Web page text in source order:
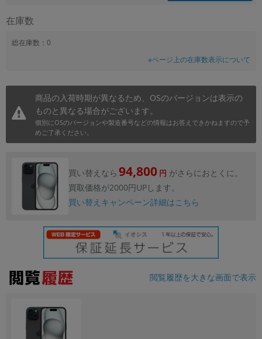
在庫数
総在庫数：0
※ページ上の在庫数表示について
商品の入荷時期が異なるため、OSのバージョンは表示の
ものと異なる場合がございます。
個別にOSのバージョンや製造番号などの情報はお答えできかねますので予
めご了承ください。
買い替えなら 94,800 円 がさらにおとくに。
買取価格が2000円UPします。
買い替えキャンペーン詳細はこちら
閲覧履歴を大きな画面で表示
年 月 まで
各項目のチェックボックスは「or検索」となります。
ただし機能別のみ「and検索」となります。